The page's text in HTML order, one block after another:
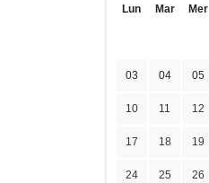
Lun Mar Mer
03 04 05
10 11 12
17 18 19
24 25 26